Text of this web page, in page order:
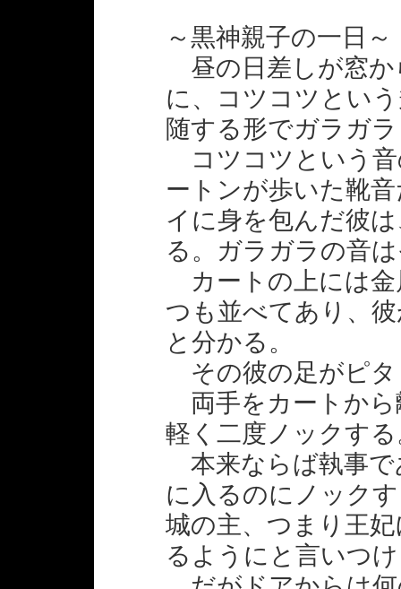
～黒神親子の一日～
昼の日差しが窓か
に、コツコツとい
随する形でガラガ
コツコツという音
ートンが歩いた靴
イに身を包んだ彼
る。ガラガラの音
カートの上には金
つも並べてあり、
と分かる。
その彼の足がピタ
両手をカートから
軽く二度ノックす
本来ならば執事で
に入るのにノック
城の主、つまり王
るようにと言いつ